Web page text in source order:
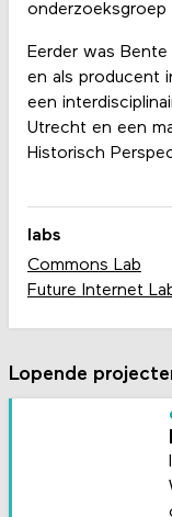
onderzoeksgroep
Eerder was
en als producent
een
Utrecht en een
Historisch
labs
Commons Lab
Future Internet
Lopende